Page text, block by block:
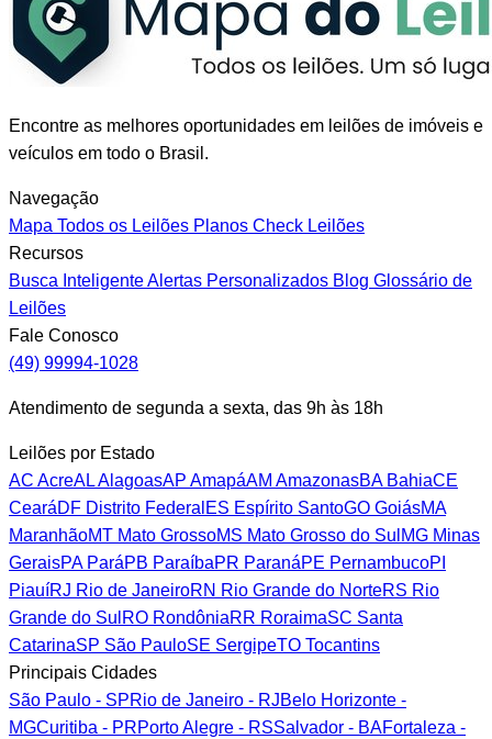
Encontre as melhores oportunidades em leilões de imóveis e
veículos em todo o Brasil.
Navegação
Mapa Todos os Leilões Planos Check Leilões
Recursos
Busca InteligenteAlertas Personalizados Blog Glossário de
Leilões
Fale Conosco
(49) 99994-1028
Atendimento de segunda a sexta, das 9h às 18h
Leilões por Estado
AC AcreALAlagoasAP AmapáAM AmazonasBABahiaCE
CearáDF Distrito Federal ES Espírito SantoGO GoiásMA
MaranhãoMT Mato GrossoMS Mato Grosso do Sul MG Minas
GeraisPAParáPB ParaíbaPR ParanáPE PernambucoPI
PiauíRJ Rio de JaneiroRN Rio Grande do NorteRS Rio
Grande do Sul RO RondôniaRR RoraimaSC Santa
CatarinaSP São PauloSE SergipeTO Tocantins
Principais Cidades
São Paulo - SPRio de Janeiro - RJBelo Horizonte -
MGCuritiba - PRPorto Alegre - RSSalvador - BAFortaleza -